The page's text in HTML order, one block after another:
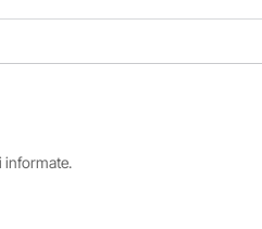
copertura
Adesivo
informate.